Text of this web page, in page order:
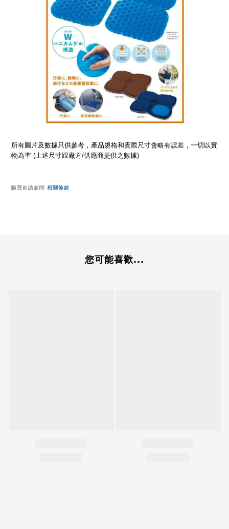
所有圖片及數據只供參考，產品規格和實際尺寸會略有誤差，一切以實
物為準 (上述尺寸跟廠方/供應商提供之數據)
購買前請參閱 相關條款
您可能喜歡...